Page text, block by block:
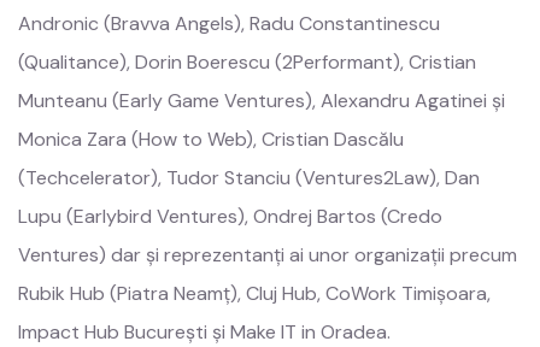
Andronic (Bravva Angels), Radu Constantinescu
(Qualitance), Dorin Boerescu (2Performant), Cristian
Munteanu (Early Game Ventures), Alexandru Agatinei și
Monica Zara (How to Web), Cristian Dascălu
(Techcelerator), Tudor Stanciu (Ventures2Law), Dan
Lupu (Earlybird Ventures), Ondrej Bartos (Credo
Ventures) dar și reprezentanți ai unor organizații precum
Rubik Hub (Piatra Neamț), Cluj Hub, CoWork Timișoara,
Impact Hub București și Make IT in Oradea.